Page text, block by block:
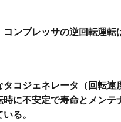
コンプレッサの逆回転運転
タコジェネレータ（回転速
時に不安定で寿命とメンテ
る。